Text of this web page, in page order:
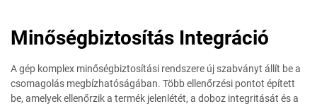
Minőségbiztosítás Integráció
A gép komplex minőségbiztosítási rendszere új szabványt állít be a
csomagolás megbízhatóságában. Több ellenőrzési pontot épített
be, amelyek ellenőrzik a termék jelenlétét, a doboz integritását és a